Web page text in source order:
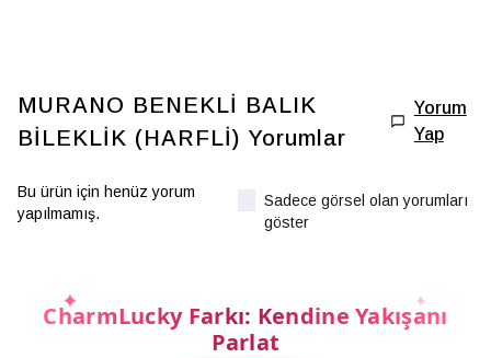
MURANO BENEKLİ BALIK
BİLEKLİK (HARFLİ) Yorumlar
Yorum
Yap
Bu ürün için henüz yorum
yapılmamış.
Sadece görsel olan yorumları
göster
CharmLucky Farkı: Kendine Yakışanı
Parlat